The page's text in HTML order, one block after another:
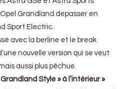
Opel Grandland depasser en
Sport Electric.
avec la berline et le break
nouvelle version qui se veut
aussi plus pêchue.
Style » à l’intérieur »